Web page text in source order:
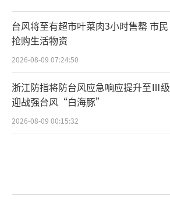
台风将至有超市叶菜肉3小时售罄 市民
抢购生活物资
2026-08-09 07:24:50
浙江防指将防台风应急响应提升至Ⅲ级
迎战强台风“白海豚”
2026-08-09 00:15:32